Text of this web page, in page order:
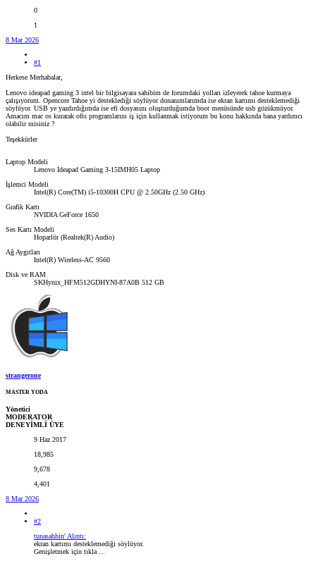
0
1
8 Mar 2026
#1
Herkese Merhabalar,
Lenovo ideapad gaming 3 intel bir bilgisayara sahibim de forumdaki yolları izleyerek tahoe kurmaya
çalışıyorum. Opencore Tahoe yi desteklediği söylüyor donanımlarımda ise ekran kartımı desteklemediği
söylüyor. USB ye yazdırdığımda ise efi dosyasını oluşturduğumda boot menüsünde usb gözükmüyor.
Amacım mac os kurarak ofis programlarını iş için kullanmak istiyorum bu konu hakkında bana yardımcı
olabilir misiniz ?
Teşekkürler
Laptop Modeli
Lenovo İdeapad Gaming 3-15IMH05 Laptop
İşlemci Modeli
Intel(R) Core(TM) i5-10300H CPU @ 2.50GHz (2.50 GHz)
Grafik Kartı
NVIDIA GeForce 1650
Ses Kartı Modeli
Hoparlör (Realtek(R) Audio)
Ağ Aygıtları
Intel(R) Wireless-AC 9560
Disk ve RAM
SKHynix_HFM512GDHYNI-87A0B 512 GB
strangerone
MASTER YODA
Yönetici
MODERATOR
DENEYİMLİ ÜYE
9 Haz 2017
18,985
9,678
4,401
8 Mar 2026
#2
tunasahhin' Alıntı:
ekran kartımı desteklemediği söylüyor.
Genişletmek için tıkla ...